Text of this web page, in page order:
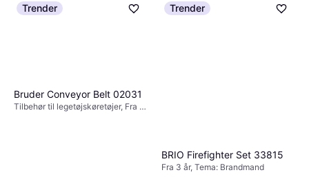
Trender
Bruder Conveyor Belt 02031
Tilbehør til legetøjskøretøjer, Fra 3
Trender
BRIO Firefighter Set 33815
Fra 3 år, Tema: Brandmand